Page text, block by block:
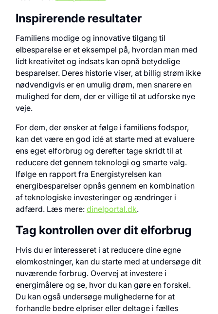
Inspirerende resultater
Familiens modige og innovative tilgang til
elbesparelse er et eksempel på, hvordan man med
lidt kreativitet og indsats kan opnå betydelige
besparelser. Deres historie viser, at billig strøm ikke
nødvendigvis er en umulig drøm, men snarere en
mulighed for dem, der er villige til at udforske nye
veje.
For dem, der ønsker at følge i familiens fodspor,
kan det være en god idé at starte med at evaluere
ens eget elforbrug og derefter tage skridt til at
reducere det gennem teknologi og smarte valg.
Ifølge en rapport fra Energistyrelsen kan
energibesparelser opnås gennem en kombination
af teknologiske investeringer og ændringer i
adfærd. Læs mere: dinelportal.dk.
Tag kontrollen over dit elforbrug
Hvis du er interesseret i at reducere dine egne
elomkostninger, kan du starte med at undersøge dit
nuværende forbrug. Overvej at investere i
energimålere og se, hvor du kan gøre en forskel.
Du kan også undersøge mulighederne for at
forhandle bedre elpriser eller deltage i fælles